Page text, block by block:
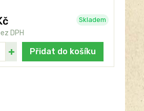
DPH
Skladem
Přidat do košíku